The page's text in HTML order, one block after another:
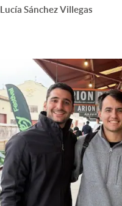
Lucía Sánchez Villegas